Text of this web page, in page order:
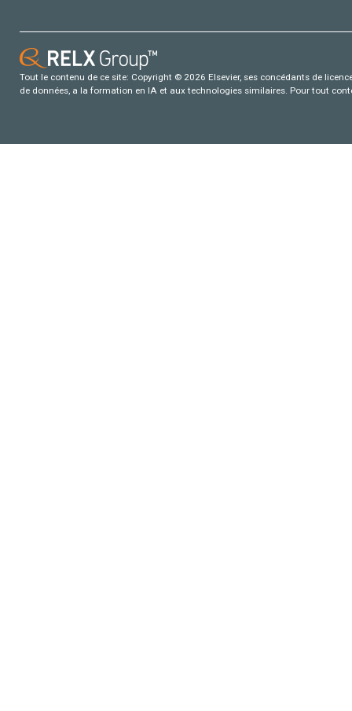
Tout le contenu de ce site: Copyright © 2026 Elsevier, ses concédants de
de données, a la formation en IA et aux technologies similaires. Pour tout